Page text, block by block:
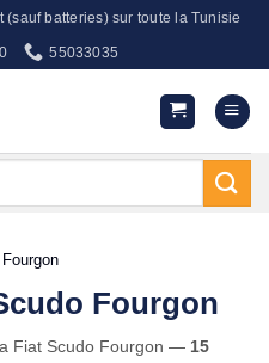
(sauf batteries) sur toute la Tunisie
55033035
Fourgon
Fiat Scudo Fourgon — 15